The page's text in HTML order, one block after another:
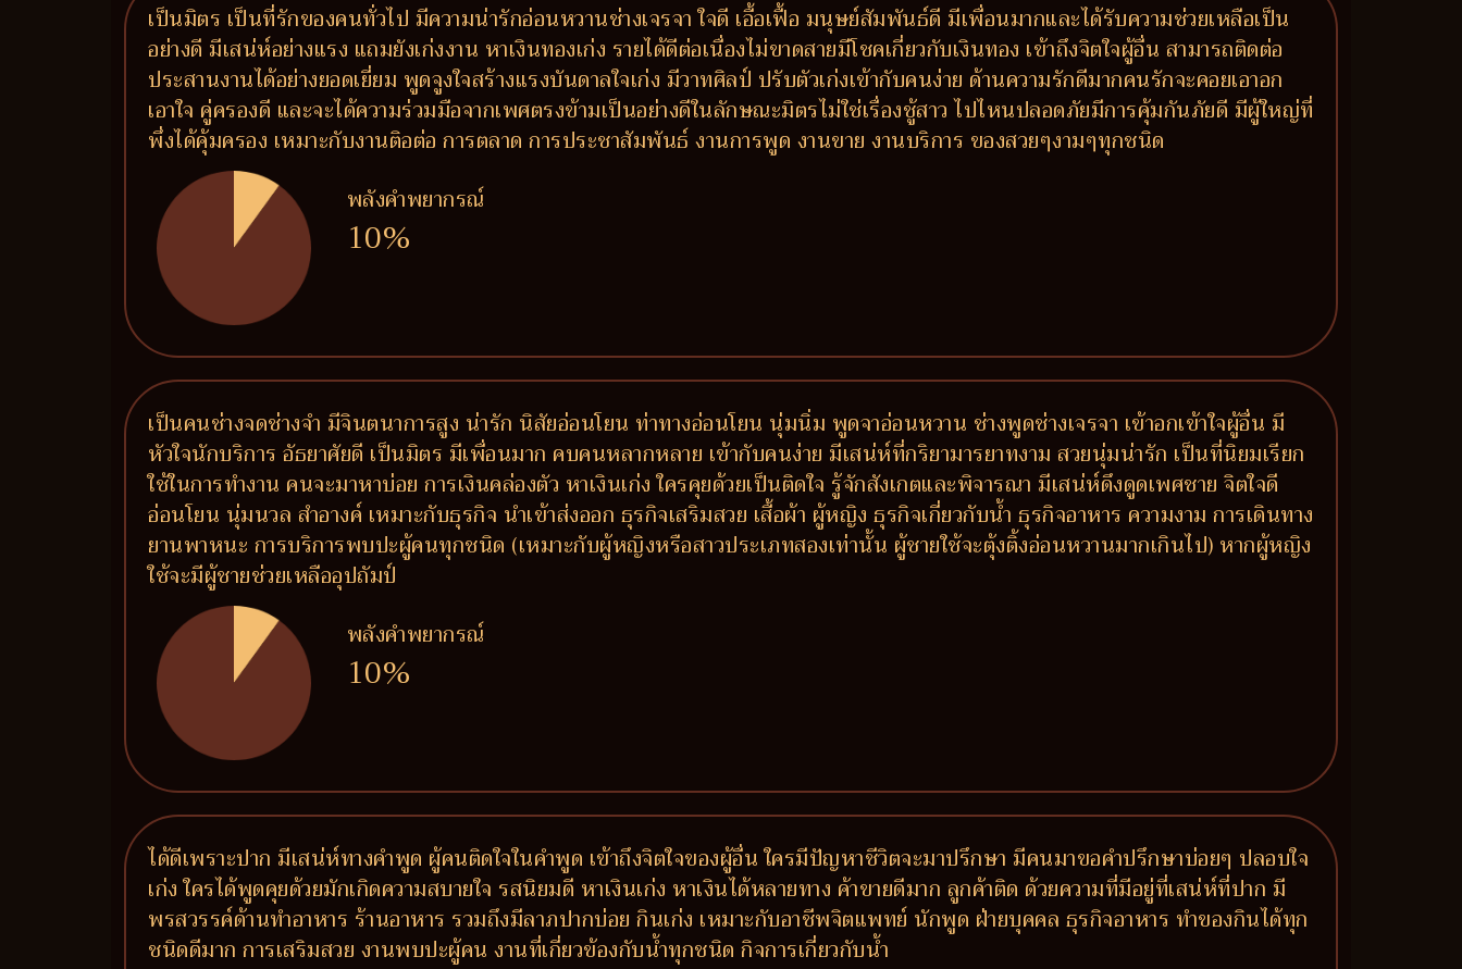
เป็นมิตร เป็นที่รักของคนทั่วไป มีความน่ารักอ่อนหวานช่างเจรจา ใจดี เอื้อเฟื้อ มนุษย์สัมพันธ์ดี มีเพื่อนมากและได้รับความช่วยเหลือเป็น
อย่างดี มีเสน่ห์อย่างแรง แถมยังเก่งงาน หาเงินทองเก่ง รายได้ดีต่อเนื่องไม่ขาดสายมีโชคเกี่ยวกับเงินทอง เข้าถึงจิตใจผู้อื่น สามารถติดต่อ
ประสานงานได้อย่างยอดเยี่ยม พูดจูงใจสร้างแรงบันดาลใจเก่ง มีวาทศิลป์ ปรับตัวเก่งเข้ากับคนง่าย ด้านความรักดีมากคนรักจะคอยเอาอก
เอาใจ คู่ครองดี และจะได้ความร่วมมือจากเพศตรงข้ามเป็นอย่างดีในลักษณะมิตรไม่ใช่เรื่องชู้สาว ไปไหนปลอดภัยมีการคุ้มกันภัยดี มีผู้ใหญ่ที่
พึ่งได้คุ้มครอง เหมาะกับงานติอต่อ การตลาด การประชาสัมพันธ์ งานการพูด งานขาย งานบริการ ของสวยๆงามๆทุกชนิด
พลังคำพยากรณ์
10%
เป็นคนช่างจดช่างจำ มีจินตนาการสูง น่ารัก นิสัยอ่อนโยน ท่าทางอ่อนโยน นุ่มนิ่ม พูดจาอ่อนหวาน ช่างพูดช่างเจรจา เข้าอกเข้าใจผู้อื่น มี
หัวใจนักบริการ อัธยาศัยดี เป็นมิตร มีเพื่อนมาก คบคนหลากหลาย เข้ากับคนง่าย มีเสน่ห์ที่กริยามารยาทงาม สวยนุ่มน่ารัก เป็นที่นิยมเรียก
ใช้ในการทำงาน คนจะมาหาบ่อย การเงินคล่องตัว หาเงินเก่ง ใครคุยด้วยเป็นติดใจ รู้จักสังเกตและพิจารณา มีเสน่ห์ดึงดูดเพศชาย จิตใจดี
อ่อนโยน นุ่มนวล สำอางค์ เหมาะกับธุรกิจ นำเข้าส่งออก ธุรกิจเสริมสวย เสื้อผ้า ผู้หญิง ธุรกิจเกี่ยวกับน้ำ ธุรกิจอาหาร ความงาม การเดินทาง
ยานพาหนะ การบริการพบปะผู้คนทุกชนิด (เหมาะกับผู้หญิงหรือสาวประเภทสองเท่านั้น ผู้ชายใช้จะตุ้งติ้งอ่อนหวานมากเกินไป) หากผู้หญิง
ใช้จะมีผู้ชายช่วยเหลืออุปถัมป์
พลังคำพยากรณ์
10%
ได้ดีเพราะปาก มีเสน่ห์ทางคำพูด ผู้คนติดใจในคำพูด เข้าถึงจิตใจของผู้อื่น ใครมีปัญหาชีวิตจะมาปรึกษา มีคนมาขอคำปรึกษาบ่อยๆ ปลอบใจ
เก่ง ใครได้พูดคุยด้วยมักเกิดความสบายใจ รสนิยมดี หาเงินเก่ง หาเงินได้หลายทาง ค้าขายดีมาก ลูกค้าติด ด้วยความที่มีอยู่ที่เสน่ห์ที่ปาก มี
พรสวรรค์ด้านทำอาหาร ร้านอาหาร รวมถึงมีลาภปากบ่อย กินเก่ง เหมาะกับอาชีพจิตแพทย์ นักพูด ฝ่ายบุคคล ธุรกิจอาหาร ทำของกินได้ทุก
ชนิดดีมาก การเสริมสวย งานพบปะผู้คน งานที่เกี่ยวข้องกับน้ำทุกชนิด กิจการเกี่ยวกับน้ำ